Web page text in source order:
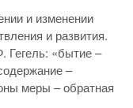
и изменении
и развития.
Гегель: «бытие –
–
меры – обратная